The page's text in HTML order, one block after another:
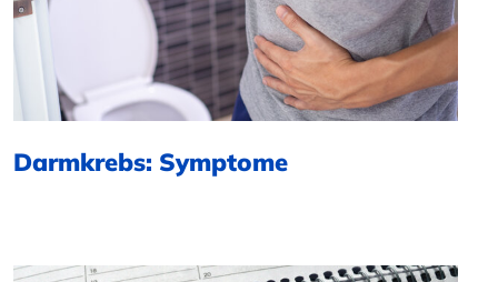
Darmkrebs: Symptome